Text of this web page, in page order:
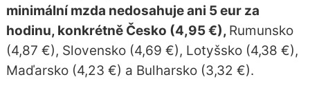
minimální mzda nedosahuje ani 5 eur za
hodinu, konkrétně Česko (4,95 €), Rumunsko
(4,87 €), Slovensko (4,69 €), Lotyšsko (4,38 €),
Maďarsko (4,23 €) a Bulharsko (3,32 €).